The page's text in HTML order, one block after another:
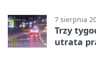
7 sierpnia
Trzy
utrata